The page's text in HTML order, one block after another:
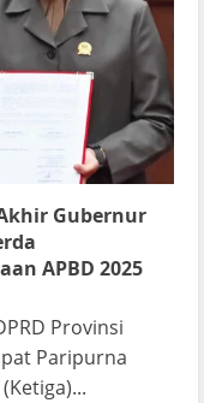
Gubernur
APBD 2025
Provinsi
Paripurna